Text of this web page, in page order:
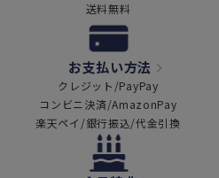
送料無料
お支払い方法
クレジット/PayPay
コンビニ決済/AmazonPay
楽天ペイ/銀行振込/代金引換